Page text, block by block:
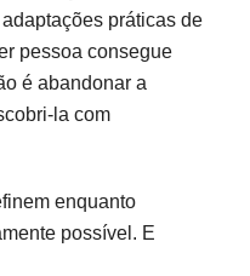
práticas de
pessoa consegue
é abandonar a
la com
enquanto
possível. E